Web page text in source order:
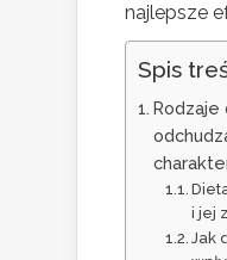
najlepsze
Spis
Rodzaje
i jej
Jak